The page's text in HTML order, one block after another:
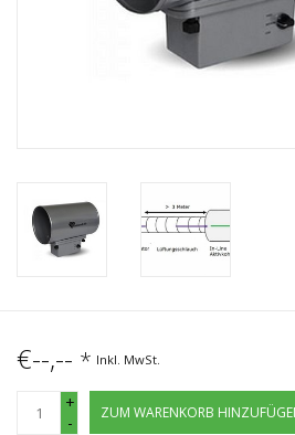
€--,-- * Inkl. MwSt.
+
-
ZUM WARENKORB